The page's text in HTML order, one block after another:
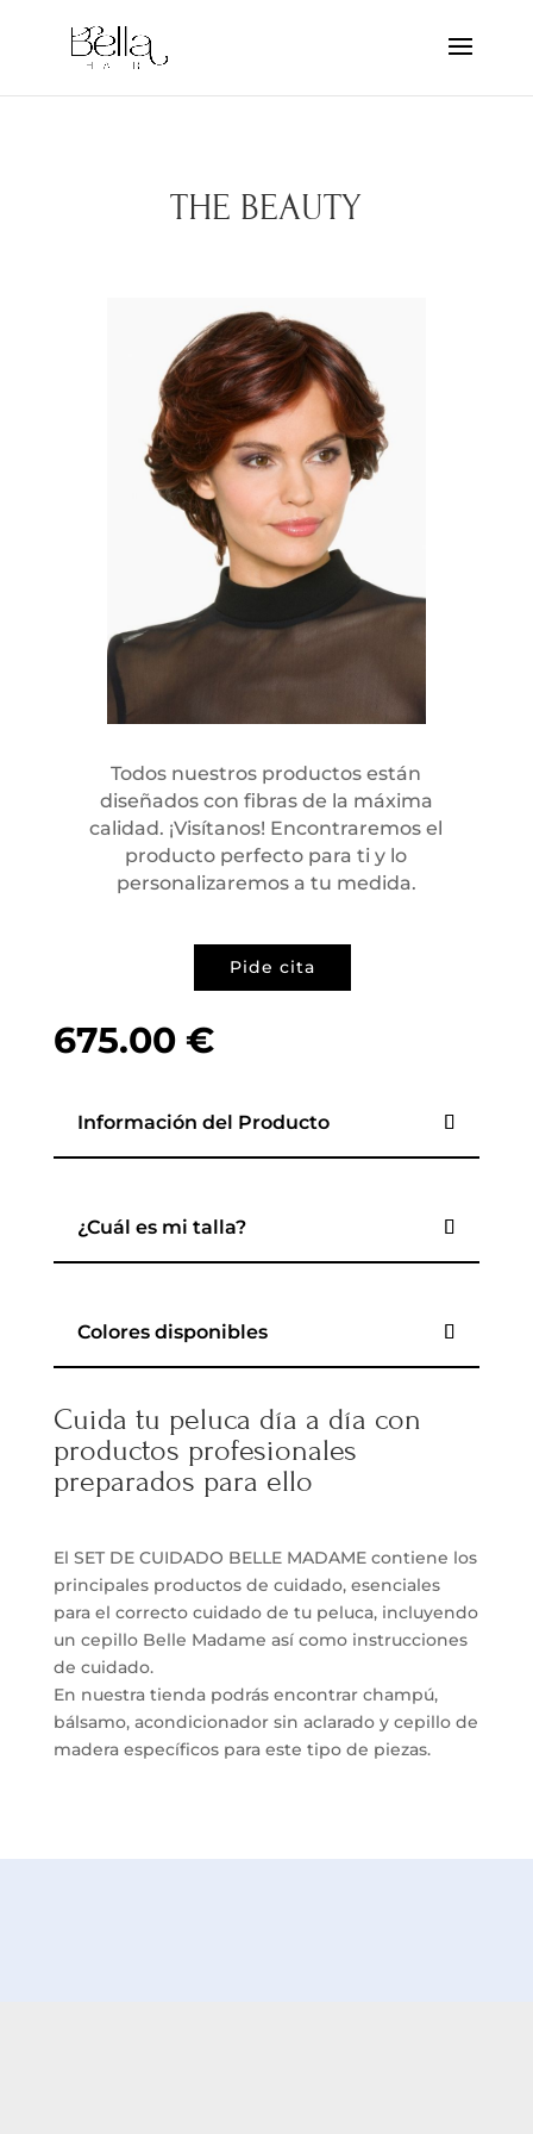
THE BEAUTY
Todos nuestros productos están
diseñados con fibras de la máxima
calidad. ¡Visítanos! Encontraremos el
producto perfecto para ti y lo
personalizaremos a tu medida.
Pide cita
675.00 €
Información del Producto
¿Cuál es mi talla?
Colores disponibles
Cuida tu peluca día a día con
productos profesionales
preparados para ello
El SET DE CUIDADO BELLE MADAME contiene los
principales productos de cuidado, esenciales
para el correcto cuidado de tu peluca, incluyendo
un cepillo Belle Madame así como instrucciones
de cuidado.
En nuestra tienda podrás encontrar champú,
bálsamo, acondicionador sin aclarado y cepillo de
madera específicos para este tipo de piezas.